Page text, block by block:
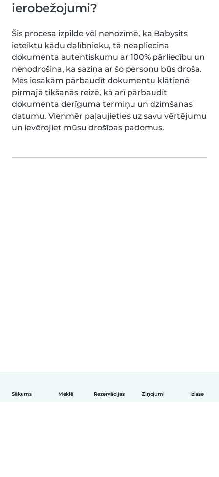
Sākums Meklē Rezervācijas Ziņojumi Izlase
ierobežojumi?
Šis procesa izpilde vēl nenozīmē, ka Babysits
ieteiktu kādu dalībnieku, tā neapliecina
dokumenta autentiskumu ar 100% pārliecību un
nenodrošina, ka saziņa ar šo personu būs droša.
Mēs iesakām pārbaudīt dokumentu klātienē
pirmajā tikšanās reizē, kā arī pārbaudīt
dokumenta derīguma termiņu un dzimšanas
datumu. Vienmēr paļaujieties uz savu vērtējumu
un ievērojiet mūsu drošības padomus.